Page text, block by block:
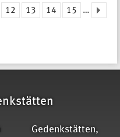
12 13 14 15 …
Gedenkstätten,